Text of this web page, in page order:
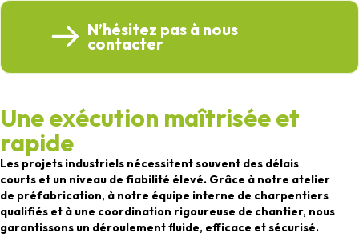
N’hésitez pas à nous
contacter
Une exécution maîtrisée et
rapide
Les projets industriels nécessitent souvent des délais
courts et un niveau de fiabilité élevé. Grâce à notre atelier
de préfabrication, à notre équipe interne de charpentiers
qualifiés et à une coordination rigoureuse de chantier, nous
garantissons un déroulement fluide, efficace et sécurisé.